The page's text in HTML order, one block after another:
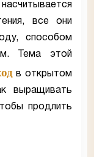
все они
способом
Тема этой
в открытом
выращивать
продлить